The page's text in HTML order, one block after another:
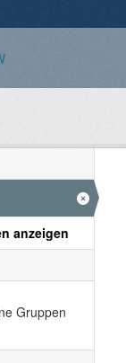
anzeigen
Gruppen